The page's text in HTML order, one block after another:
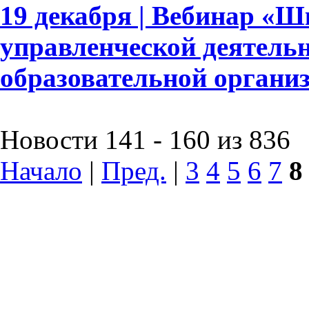
19 декабря | Вебинар
управленческой
образовательной
Новости 141 - 160 из 836
Начало | Пред. | 3 4 5 6 7 8